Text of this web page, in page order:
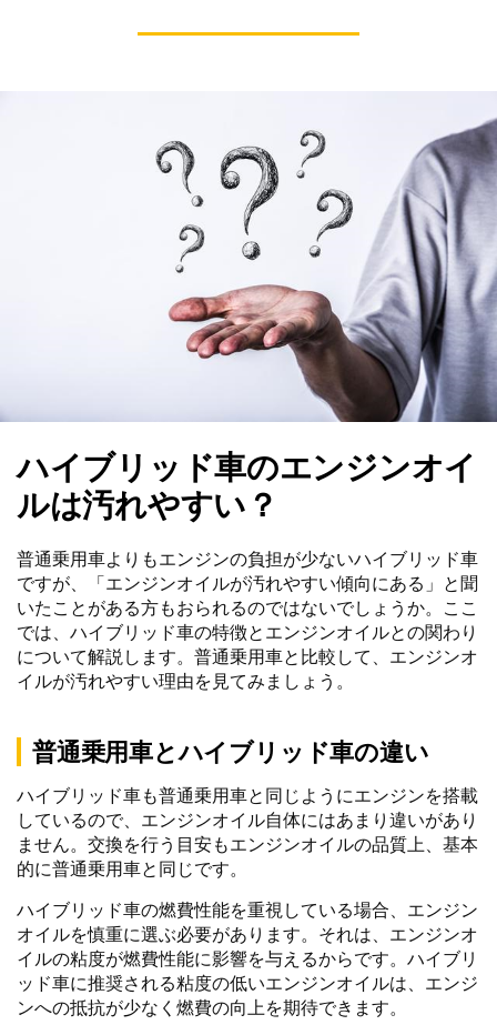
ハイブリッド車のエンジンオイ
ルは汚れやすい？
普通乗用車よりもエンジンの負担が少ないハイブリッド車
ですが、「エンジンオイルが汚れやすい傾向にある」と聞
いたことがある方もおられるのではないでしょうか。ここ
では、ハイブリッド車の特徴とエンジンオイルとの関わり
について解説します。普通乗用車と比較して、エンジンオ
イルが汚れやすい理由を見てみましょう。
普通乗用車とハイブリッド車の違い
ハイブリッド車も普通乗用車と同じようにエンジンを搭載
しているので、エンジンオイル自体にはあまり違いがあり
ません。交換を行う目安もエンジンオイルの品質上、基本
的に普通乗用車と同じです。
ハイブリッド車の燃費性能を重視している場合、エンジン
オイルを慎重に選ぶ必要があります。それは、エンジンオ
イルの粘度が燃費性能に影響を与えるからです。ハイブリ
ッド車に推奨される粘度の低いエンジンオイルは、エンジ
ンへの抵抗が少なく燃費の向上を期待できます。